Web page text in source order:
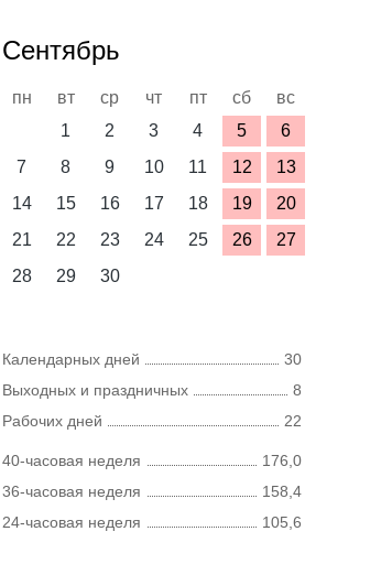
Сентябрь
пн вт ср чт пт сб
вс
1
2 3 4 5
6
7
8 9 10 11 12
13
14
15 16 17 18 19
20
21
22 23 24 25 26
27
28
29 30
Календарных дней
30
Выходных и праздничных
8
Рабочих дней
22
40-часовая неделя
176,0
36-часовая неделя
158,4
24-часовая неделя
105,6